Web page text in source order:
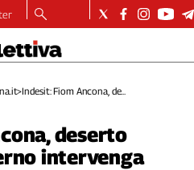
>Indesit: Fiom Ancona, de...
deserto
intervenga